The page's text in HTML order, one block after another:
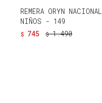
REMERA ORYN NACIONAL
NIÑOS - 149
$ 745 $ 1.490